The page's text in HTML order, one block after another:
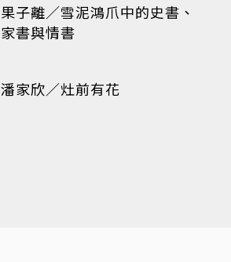
果子離／雪泥鴻爪中的史書、
家書與情書
潘家欣／灶前有花